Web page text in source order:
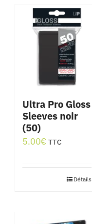
Ultra Pro Gloss
Sleeves noir
(50)
5.00€ TTC
Détails